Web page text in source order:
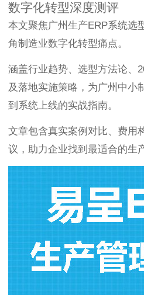
数字化转型深度测评
本文聚焦广州生产ERP系统选
角制造业数字化转型痛点。
涵盖行业趋势、选型方法论、
及落地实施策略，为广州中小
到系统上线的实战指南。
文章包含真实案例对比、费用
议，助力企业找到最适合的生